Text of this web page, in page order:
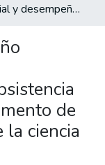
Capital social y desempeño organizacional en los emprendimientos por subsistencia de turismo en el Departamento de Nariño. Un análisis desde la ciencia de redes
de
la ciencia